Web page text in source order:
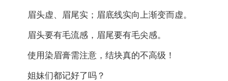
眉头虚、眉尾实；眉底线实向上渐变而虚。
眉头要有毛流感，眉尾要有毛尖感。
使用染眉膏需注意，结块真的不高级！
姐妹们都记好了吗？